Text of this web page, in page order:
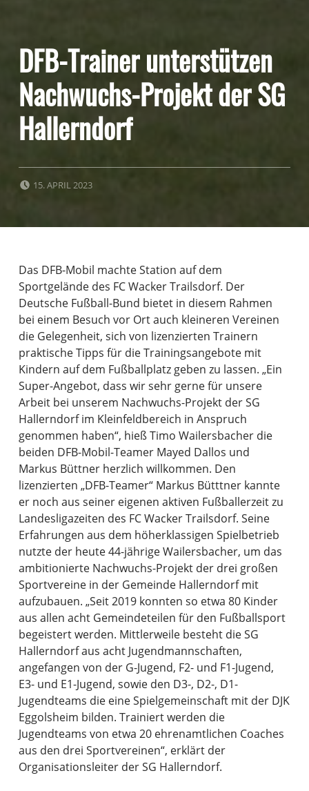
DFB-Trainer unterstützen
Nachwuchs-Projekt der SG
Hallerndorf
15. APRIL 2023
Das DFB-Mobil machte Station auf dem
Sportgelände des FC Wacker Trailsdorf. Der
Deutsche Fußball-Bund bietet in diesem Rahmen
bei einem Besuch vor Ort auch kleineren Vereinen
die Gelegenheit, sich von lizenzierten Trainern
praktische Tipps für die Trainingsangebote mit
Kindern auf dem Fußballplatz geben zu lassen. „Ein
Super-Angebot, dass wir sehr gerne für unsere
Arbeit bei unserem Nachwuchs-Projekt der SG
Hallerndorf im Kleinfeldbereich in Anspruch
genommen haben“, hieß Timo Wailersbacher die
beiden DFB-Mobil-Teamer Mayed Dallos und
Markus Büttner herzlich willkommen. Den
lizenzierten „DFB-Teamer“ Markus Bütttner kannte
er noch aus seiner eigenen aktiven Fußballerzeit zu
Landesligazeiten des FC Wacker Trailsdorf. Seine
Erfahrungen aus dem höherklassigen Spielbetrieb
nutzte der heute 44-jährige Wailersbacher, um das
ambitionierte Nachwuchs-Projekt der drei großen
Sportvereine in der Gemeinde Hallerndorf mit
aufzubauen. „Seit 2019 konnten so etwa 80 Kinder
aus allen acht Gemeindeteilen für den Fußballsport
begeistert werden. Mittlerweile besteht die SG
Hallerndorf aus acht Jugendmannschaften,
angefangen von der G-Jugend, F2- und F1-Jugend,
E3- und E1-Jugend, sowie den D3-, D2-, D1-
Jugendteams die eine Spielgemeinschaft mit der DJK
Eggolsheim bilden. Trainiert werden die
Jugendteams von etwa 20 ehrenamtlichen Coaches
aus den drei Sportvereinen“, erklärt der
Organisationsleiter der SG Hallerndorf.